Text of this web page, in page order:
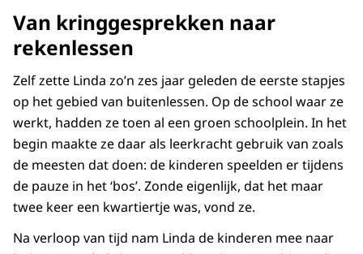
Van kringgesprekken naar
rekenlessen
Zelf zette Linda zo’n zes jaar geleden de eerste stapjes
op het gebied van buitenlessen. Op de school waar ze
werkt, hadden ze toen al een groen schoolplein. In het
begin maakte ze daar als leerkracht gebruik van zoals
de meesten dat doen: de kinderen speelden er tijdens
de pauze in het ‘bos’. Zonde eigenlijk, dat het maar
twee keer een kwartiertje was, vond ze.
Na verloop van tijd nam Linda de kinderen mee naar